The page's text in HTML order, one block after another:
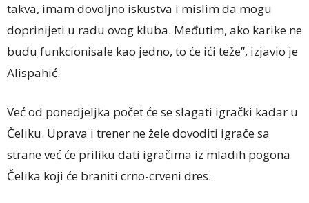
takva, imam dovoljno iskustva i mislim da mogu
doprinijeti u radu ovog kluba. Međutim, ako karike ne
budu funkcionisale kao jedno, to će ići teže”, izjavio je
Alispahić.
Već od ponedjeljka počet će se slagati igrački kadar u
Čeliku. Uprava i trener ne žele dovoditi igrače sa
strane već će priliku dati igračima iz mladih pogona
Čelika koji će braniti crno-crveni dres.